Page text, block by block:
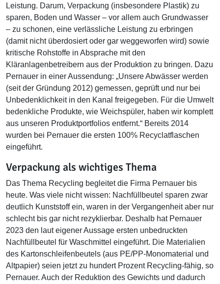
Leistung. Darum, Verpackung (insbesondere Plastik) zu
sparen, Boden und Wasser – vor allem auch Grundwasser
– zu schonen, eine verlässliche Leistung zu erbringen
(damit nicht überdosiert oder gar weggeworfen wird) sowie
kritische Rohstoffe in Absprache mit den
Kläranlagenbetreibern aus der Produktion zu bringen. Dazu
Pernauer in einer Aussendung: „Unsere Abwässer werden
(seit der Gründung 2012) gemessen, geprüft und nur bei
Unbedenklichkeit in den Kanal freigegeben. Für die Umwelt
bedenkliche Produkte, wie Weichspüler, haben wir komplett
aus unseren Produktportfolios entfernt.“ Bereits 2014
wurden bei Pernauer die ersten 100% Recyclatflaschen
eingeführt.
Verpackung als wichtiges Thema
Das Thema Recycling begleitet die Firma Pernauer bis
heute. Was viele nicht wissen: Nachfüllbeutel sparen zwar
deutlich Kunststoff ein, waren in der Vergangenheit aber nur
schlecht bis gar nicht rezyklierbar. Deshalb hat Pernauer
2023 den laut eigener Aussage ersten unbedruckten
Nachfüllbeutel für Waschmittel eingeführt. Die Materialien
des Kartonschleifenbeutels (aus PE/PP-Monomaterial und
Altpapier) seien jetzt zu hundert Prozent Recycling-fähig, so
Pernauer. Auch der Reduktion des Gewichts und dadurch